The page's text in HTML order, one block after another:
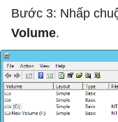
Bước 3: Nhấp
Volume.